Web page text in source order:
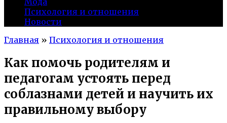
Психология и отношения
Новости
Главная » Психология и отношения
Как помочь родителям и
педагогам устоять перед
соблазнами детей и научить их
правильному выбору